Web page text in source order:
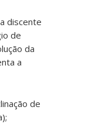
discente
de
da
a
de